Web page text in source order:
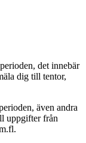
det innebär
dig till tentor,
även andra
uppgifter från